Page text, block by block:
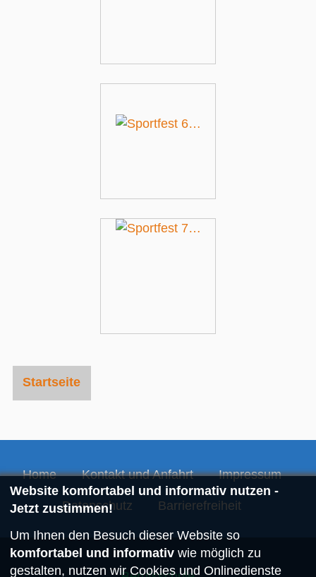
Startseite
Home Kontakt und Anfahrt Impressum
Datenschutz Barrierefreiheit
Website komfortabel und informativ nutzen -
Jetzt zustimmen!
Um Ihnen den Besuch dieser Website so
komfortabel und informativ wie möglich zu
gestalten, nutzen wir Cookies und Onlinedienste